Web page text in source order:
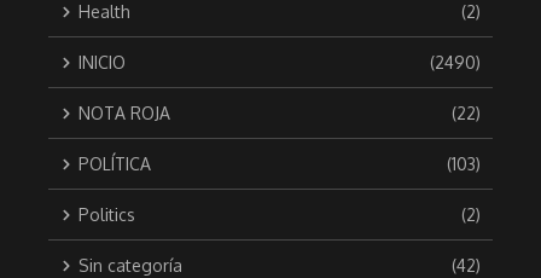
Health (2)
INICIO (2490)
NOTA ROJA (22)
POLÍTICA (103)
Politics (2)
Sin categoría (42)